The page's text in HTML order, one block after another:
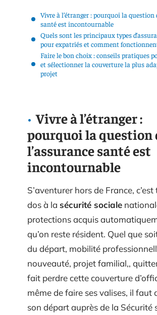
Vivre à l’étranger : pourquoi la question
santé est incontournable
Quels sont les principaux types
pour expatriés et comment
Faire le bon choix : conseils pratiques
et sélectionner la couverture la plus
projet
Vivre à l’étranger :
pourquoi la question
l’assurance santé est
incontournable
S’aventurer hors de France,
dos à la sécurité sociale
protections acquis
qu’on reste résident. Quel que
du départ, mobilité
nouveauté, projet familial,,
fait perdre cette couverture
même de faire ses valises, il faut
son départ auprès de la Sécurité